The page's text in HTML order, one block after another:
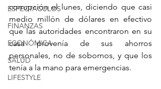
ESPECTACULOS
FINANZAS
ECONÓMICA
SALUD
LIFESTYLE
corrupción el lunes, diciendo que casi
medio millón de dólares en efectivo
que las autoridades encontraron en su
casa provenía de sus ahorros
personales, no de sobornos, y que los
tenía a la mano para emergencias.